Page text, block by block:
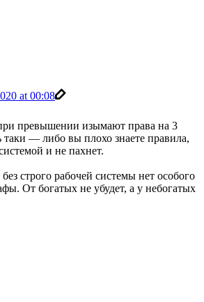
at 00:08
превышении изымают права на 3
таки — либо вы плохо знаете правила,
и не пахнет.
строго рабочей системы нет особого
От богатых не убудет, а у небогатых